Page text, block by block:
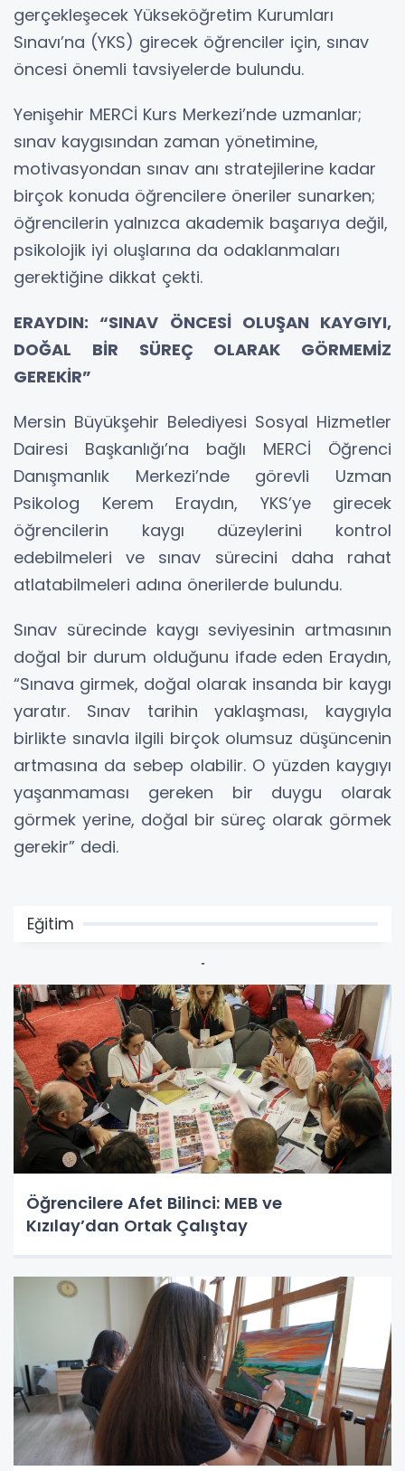
gerçekleşecek Yükseköğretim Kurumları
Sınavı’na (YKS) girecek öğrenciler için, sınav
öncesi önemli tavsiyelerde bulundu.
Yenişehir MERCİ Kurs Merkezi’nde uzmanlar;
sınav kaygısından zaman yönetimine,
motivasyondan sınav anı stratejilerine kadar
birçok konuda öğrencilere öneriler sunarken;
öğrencilerin yalnızca akademik başarıya değil,
psikolojik iyi oluşlarına da odaklanmaları
gerektiğine dikkat çekti.
ERAYDIN: “SINAV ÖNCESİ OLUŞAN KAYGIYI,
DOĞAL BİR SÜREÇ OLARAK GÖRMEMİZ
GEREKİR”
Mersin Büyükşehir Belediyesi Sosyal Hizmetler
Dairesi Başkanlığı’na bağlı MERCİ Öğrenci
Danışmanlık Merkezi’nde görevli Uzman
Psikolog Kerem Eraydın, YKS’ye girecek
öğrencilerin kaygı düzeylerini kontrol
edebilmeleri ve sınav sürecini daha rahat
atlatabilmeleri adına önerilerde bulundu.
Sınav sürecinde kaygı seviyesinin artmasının
doğal bir durum olduğunu ifade eden Eraydın,
“Sınava girmek, doğal olarak insanda bir kaygı
yaratır. Sınav tarihin yaklaşması, kaygıyla
birlikte sınavla ilgili birçok olumsuz düşüncenin
artmasına da sebep olabilir. O yüzden kaygıyı
yaşanmaması gereken bir duygu olarak
görmek yerine, doğal bir süreç olarak görmek
gerekir” dedi.
Eğitim
Öğrencilere Afet Bilinci: MEB ve
Kızılay’dan Ortak Çalıştay